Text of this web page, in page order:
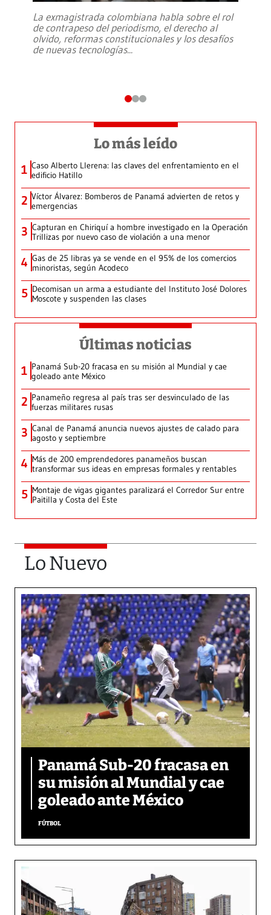
La exmagistrada colombiana habla sobre el rol
de contrapeso del periodismo, el derecho al
olvido, reformas constitucionales y los desafíos
de nuevas tecnologías...
Lo más leído
1 Caso Alberto Llerena: las claves del enfrentamiento en el
edificio Hatillo
2 Víctor Álvarez: Bomberos de Panamá advierten de retos y
emergencias
3 Capturan en Chiriquí a hombre investigado en la Operación
Trillizas por nuevo caso de violación a una menor
4 Gas de 25 libras ya se vende en el 95% de los comercios
minoristas, según Acodeco
5 Decomisan un arma a estudiante del Instituto José Dolores
Moscote y suspenden las clases
Últimas noticias
1 Panamá Sub-20 fracasa en su misión al Mundial y cae
goleado ante México
2 Panameño regresa al país tras ser desvinculado de las
fuerzas militares rusas
3 Canal de Panamá anuncia nuevos ajustes de calado para
agosto y septiembre
4 Más de 200 emprendedores panameños buscan
transformar sus ideas en empresas formales y rentables
5 Montaje de vigas gigantes paralizará el Corredor Sur entre
Paitilla y Costa del Este
Lo Nuevo
Panamá Sub-20 fracasa en
su misión al Mundial y cae
goleado ante México
FÚTBOL